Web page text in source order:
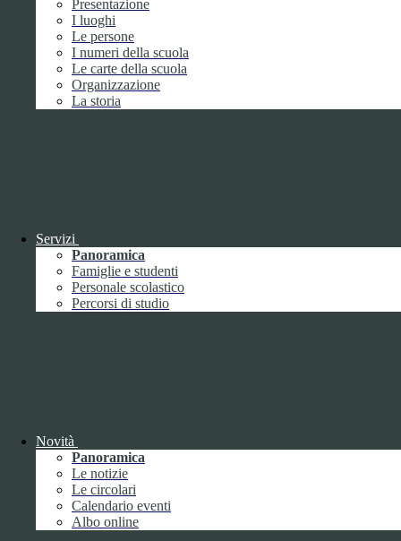
Presentazione
I luoghi
Le persone
I numeri della scuola
Le carte della scuola
Organizzazione
La storia
Servizi
Panoramica
Famiglie e studenti
Personale scolastico
Percorsi di studio
Novità
Panoramica
Le notizie
Le circolari
Calendario eventi
Albo online
2020
Gennaio
Febbraio
Novembre
Dicembre1
Marzo
Aprile
Maggio
Giugno
1
Luglio
Agosto